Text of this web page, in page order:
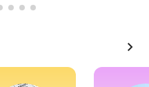
chevron_right